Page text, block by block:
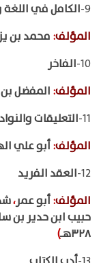
9- الكامل في اللغة
المؤلف:محمد بن
10- الفاخر
المؤلف: المفضل
11- التعليقات
المؤلف:أبو علي
12- العقد الفريد
المؤلف:أبو عمر،
حبيب ابن حدير بن
٣٢٨هـ
)